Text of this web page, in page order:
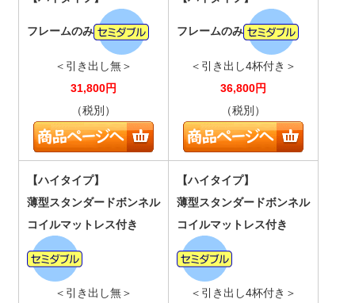
フレームのみ
＜引き出し無＞
31,800円
（税別）
フレームのみ
＜引き出し4杯付き＞
36,800円
（税別）
【ハイタイプ】
薄型スタンダードボンネル
コイルマットレス付き
＜引き出し無＞
【ハイタイプ】
薄型スタンダードボンネル
コイルマットレス付き
＜引き出し4杯付き＞